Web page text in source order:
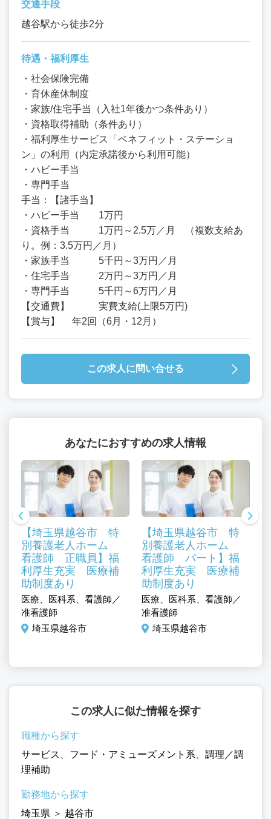
交通手段
越谷駅から徒歩2分
待遇・福利厚生
・社会保険完備
・育休産休制度
・家族/住宅手当（入社1年後かつ条件あり）
・資格取得補助（条件あり）
・福利厚生サービス「ベネフィット・ステーショ
ン」の利用（内定承諾後から利用可能）
・ハビー手当
・専門手当
手当：【諸手当】
・ハビー手当 1万円
・資格手当 1万円～2.5万／月 （複数支給あ
り。例：3.5万円／月）
・家族手当 5千円～3万円／月
・住宅手当 2万円～3万円／月
・専門手当 5千円～6万円／月
【交通費】 実費支給(上限5万円)
【賞与】 年2回（6月・12月）
この求人に問い合せる
あなたにおすすめの求人情報
【埼玉県越谷市 特
別養護老人ホーム
看護師 正職員】福
利厚生充実 医療補
助制度あり
医療、医科系、看護師／
准看護師
埼玉県越谷市
【埼玉県越谷市 特
別養護老人ホーム
看護師 パート】福
利厚生充実 医療補
助制度あり
医療、医科系、看護師／
准看護師
埼玉県越谷市
この求人に似た情報を探す
職種から探す
サービス 、 フード・アミューズメント系、 調理／調
理補助
勤務地から探す
埼玉県 ＞ 越谷市